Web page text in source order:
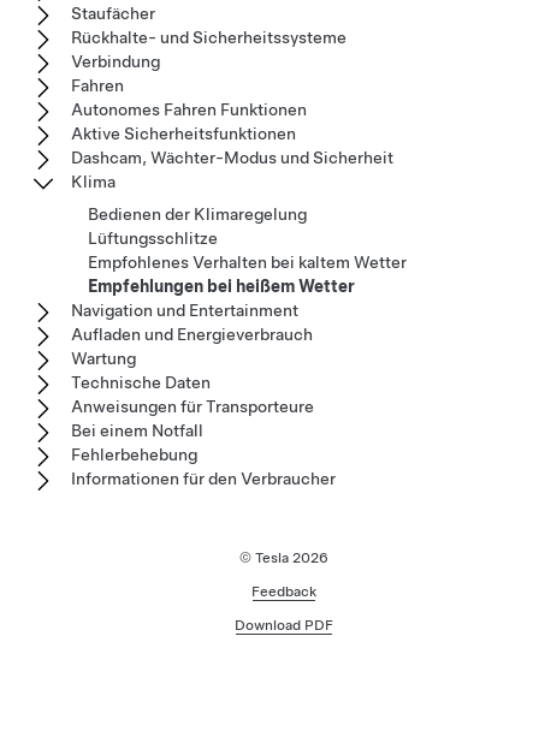
Staufächer
Rückhalte- und Sicherheitssysteme
Verbindung
Fahren
Autonomes Fahren Funktionen
Aktive Sicherheitsfunktionen
Dashcam, Wächter-Modus und Sicherheit
Klima
Bedienen der Klimaregelung
Lüftungsschlitze
Empfohlenes Verhalten bei kaltem Wetter
Empfehlungen bei heißem Wetter
Navigation und Entertainment
Aufladen und Energieverbrauch
Wartung
Technische Daten
Anweisungen für Transporteure
Bei einem Notfall
Fehlerbehebung
Informationen für den Verbraucher
© Tesla 2026
Feedback
Download PDF